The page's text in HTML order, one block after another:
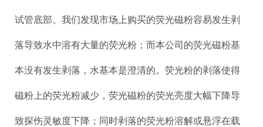
试管底部。我们发现市场上购买的荧光磁粉容易发生剥
落导致水中溶有大量的荧光粉；而本公司的荧光磁粉基
本没有发生剥落，水基本是澄清的。荧光粉的剥落使得
磁粉上的荧光粉减少，荧光磁粉的荧光亮度大幅下降导
致探伤灵敏度下降；同时剥落的荧光粉溶解或悬浮在载